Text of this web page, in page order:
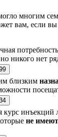
многим
вам, если
никого нет
близким
курс инъекций
не